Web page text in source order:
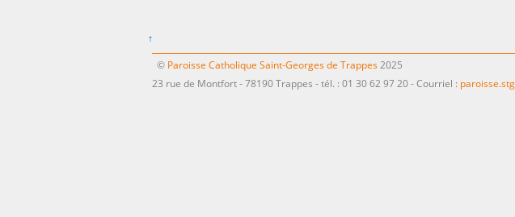
↑
© Paroisse Catholique Saint-Georges de Trappes 2025
23 rue de Montfort - 78190 Trappes - tél. : 01 30 62 97 20 - Courriel :